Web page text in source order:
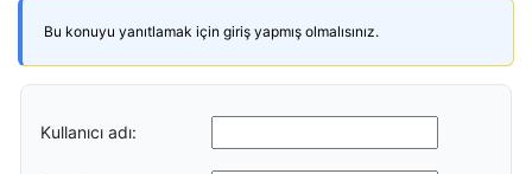
Bu konuyu yanıtlamak için giriş yapmış olmalısınız.
Kullanıcı adı: